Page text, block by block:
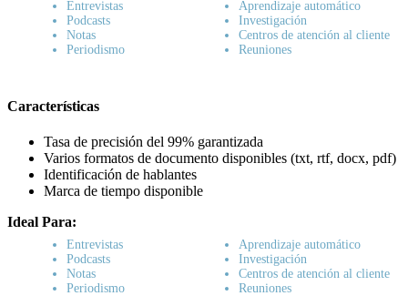
Entrevistas
Podcasts
Notas
Periodismo
Aprendizaje automático
Investigación
Centros de atención al cliente
Reuniones
Características
Tasa de precisión del 99% garantizada
Varios formatos de documento disponibles (txt, rtf, docx, pdf)
Identificación de hablantes
Marca de tiempo disponible
Ideal Para:
Entrevistas
Podcasts
Notas
Periodismo
Aprendizaje automático
Investigación
Centros de atención al cliente
Reuniones